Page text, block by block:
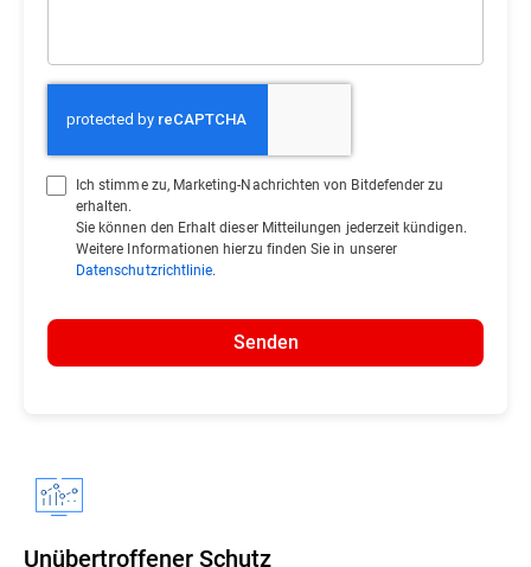
Unübertroffener Schutz
Ich stimme zu, Marketing-Nachrichten von Bitdefender zu
erhalten.
Sie können den Erhalt dieser Mitteilungen jederzeit kündigen.
Weitere Informationen hierzu finden Sie in unserer
Datenschutzrichtlinie.
Senden